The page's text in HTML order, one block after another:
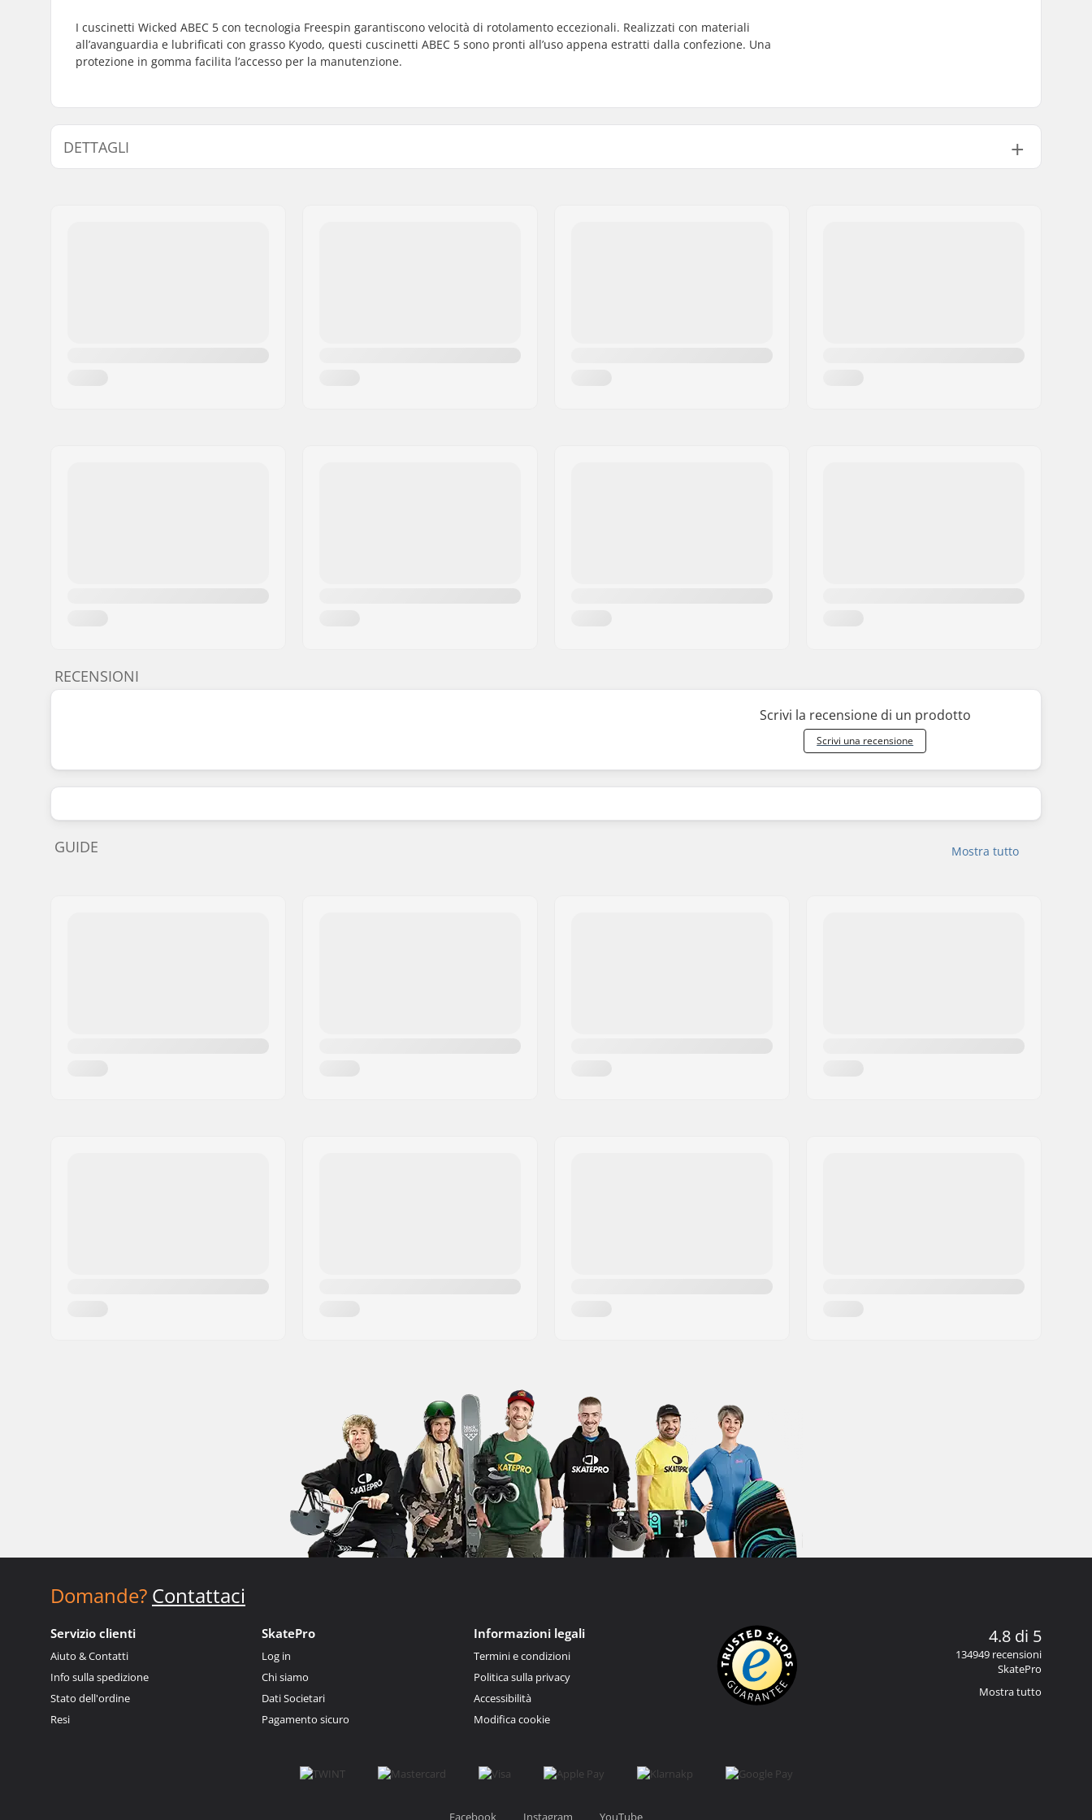
I cuscinetti Wicked ABEC 5 con tecnologia Freespin garantiscono velocità di rotolamento eccezionali. Realizzati con materiali
all’avanguardia e lubrificati con grasso Kyodo, questi cuscinetti ABEC 5 sono pronti all’uso appena estratti dalla confezione. Una
protezione in gomma facilita l’accesso per la manutenzione.
DETTAGLI
RECENSIONI
Scrivi la recensione di un prodotto
Scrivi una recensione
Mostra tutto
GUIDE
Domande? Contattaci
Servizio clienti
Aiuto & Contatti
Info sulla spedizione
Stato dell'ordine
Resi
SkatePro
Log in
Chi siamo
Dati Societari
Pagamento sicuro
Informazioni legali
Termini e condizioni
Politica sulla privacy
Accessibilità
Modifica cookie
4.8 di 5
134949 recensioni
SkatePro
Mostra tutto
Facebook Instagram YouTube